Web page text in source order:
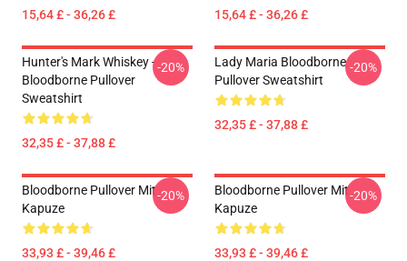
15,64 £ - 36,26 £ 15,64 £ - 36,26 £
Hunter's Mark Whiskey -
Bloodborne Pullover
Sweatshirt
32,35 £ - 37,88 £
-20%
Lady Maria Bloodborne
Pullover Sweatshirt
32,35 £ - 37,88 £
-20%
Bloodborne Pullover Mit
Kapuze
33,93 £ - 39,46 £
-20%
Bloodborne Pullover Mit
Kapuze
33,93 £ - 39,46 £
-20%